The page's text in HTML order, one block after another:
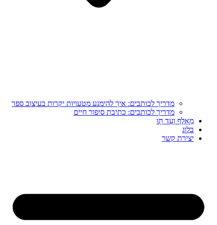
מדריך לכותבים: איך להימנע מטעויות יקרות בעיצוב ספר
מדריך לכותבים: כתיבת סיפור חיים
מֵאָלֶף וְעַד תָּו
בלוג
יצירת קשר